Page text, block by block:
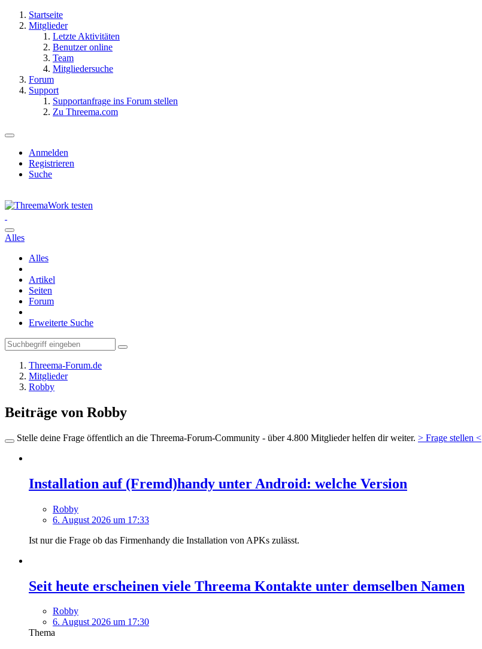
Startseite
Mitglieder
Letzte Aktivitäten
Benutzer online
Team
Mitgliedersuche
Forum
Support
Supportanfrage ins Forum stellen
Zu Threema.com
Anmelden
Registrieren
Suche
Alles
Alles
Artikel
Seiten
Forum
Erweiterte Suche
Threema-Forum.de
Mitglieder
Robby
Beiträge von Robby
Stelle deine Frage öffentlich an die Threema-Forum-Community - über 4.800 Mitglieder helfen dir weiter. > Frage stellen <
Installation auf (Fremd)handy unter Android: welche Version
Robby
6. August 2026 um 17:33
Ist nur die Frage ob das Firmenhandy die Installation von APKs zulässt.
Seit heute erscheinen viele Threema Kontakte unter demselben Namen
Robby
6. August 2026 um 17:30
Thema